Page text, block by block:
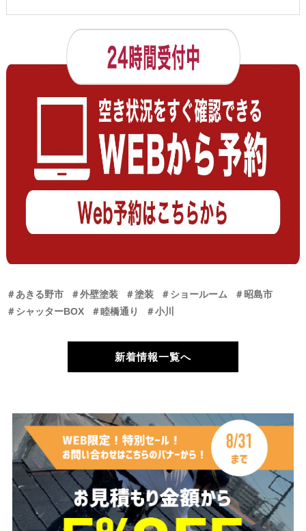
＃あきる野市 ＃外壁塗装 ＃塗装 ＃ショールーム
＃昭島市
＃シャッターBOX
＃睦橋通り ＃小川
新着情報一覧へ